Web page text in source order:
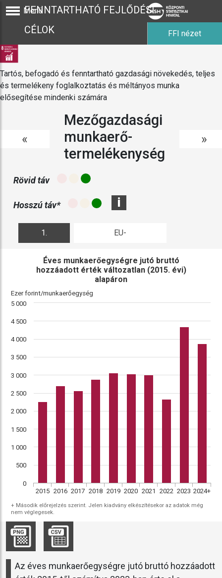
Menü
FENNTARTHATÓ FEJLŐDÉSI
CÉLOK
FFI nézet
Tartós, befogadó és fenntartható gazdasági növekedés, teljes
és termelékeny foglalkoztatás és méltányos munka
elősegítése mindenki számára
«
Mezőgazdasági
munkaerő-
termelékenység
»
Rövid táv
Hosszú táv* i
1. EU-
Ezer forint/munkaerőegység
Éves munkaerőegységre jutó bruttó
hozzáadott érték változatlan (2015. évi)
alapáron
+ Második előrejelzés szerint. Jelen kiadvány elkészítésekor az adatok még
nem véglegesek.
2015 2016 2017 2018 2019 2020 2021 2022 2023 2024+
0
500
1 000
1 500
2 000
2 500
3 000
3 500
4 000
4 500
5 000
Az éves munkaerőegységre jutó bruttó hozzáadott